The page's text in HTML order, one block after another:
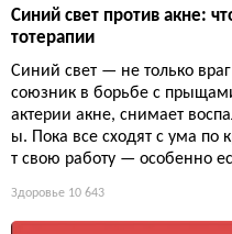
Синий свет против акне:
тотерапии
Синий свет — не только
союзник в борьбе с
актерии акне, снимает
ы. Пока все сходят с ума по
т свою работу — особенно
Здоровье 10 643